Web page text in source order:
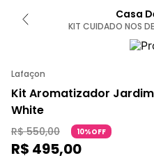
Casa
KIT CUIDADO NOS
Lafaçon
Kit Aromatizador
White
R$ 550,00 10%OFF
R$ 495,00